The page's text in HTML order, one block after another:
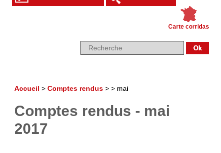
Carte corridas
Accueil > Comptes rendus> > mai
Comptes rendus - mai
2017